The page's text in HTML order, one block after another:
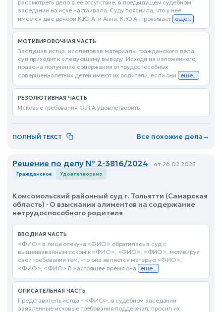
рассмотреть дело в ее отсутствие, в предыдущем судебном
заседании на иске настаивала. Суду пояснила, что у нее
имеется две дочери К.Ю.А. и Анна. К.Ю.А. проживает еще...
МОТИВИРОВОЧНАЯ ЧАСТЬ
Заслушав истца, исследовав материалы гражданского дела,
суд приходит к следующему выводу. Исходя из изложенного,
право на получение содержания от трудоспособных
совершеннолетних детей имеют их родители, если они
еще...
РЕЗОЛЮТИВНАЯ ЧАСТЬ
Исковые требования О.Л.А удовлетворить
ПОЛНЫЙ ТЕКСТ Все похожие дела→
Решение по делу № 2-3816/2024 от 26.02.2025
Гражданское Удовлетворено
Комсомольский районный суд г. Тольятти (Самарская
область) · О взыскании алиментов на содержание
нетрудоспособного родителя
ВВОДНАЯ ЧАСТЬ
<ФИО> в лице опекуна <ФИО> обратилась в суд с
вышеназванным иском к <ФИО>, <ФИО>, <ФИО>, мотивируя
свои требования тем, что она является матерью <ФИО>,
<ФИО>, <ФИО> В настоящее время она
еще...
ОПИСАТЕЛЬНАЯ ЧАСТЬ
Представитель истца – <ФИО>, в судебном заседании
заявленные исковые требования поддержал, просил их